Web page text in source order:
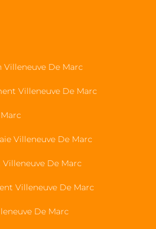
De Marc
Villeneuve De Marc
Villeneuve De Marc
De Marc
Villeneuve De Marc
De Marc